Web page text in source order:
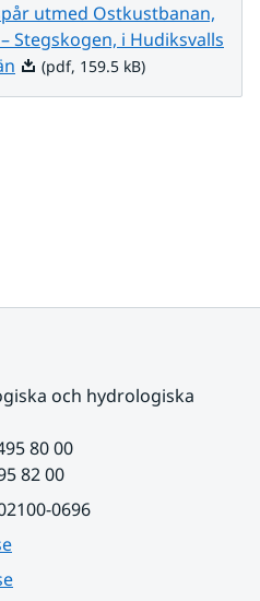
utmed Ostkustbanan,
Stegskogen, i Hudiksvalls
Pdf, 159.5 kB.
(pdf, 159.5 kB)
och hydrologiska
80 00
82 00
0696